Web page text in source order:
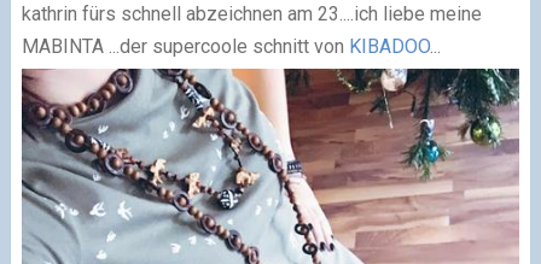
kathrin fürs schnell abzeichnen am 23....ich liebe meine
MABINTA ...der supercoole schnitt von KIBADOO...